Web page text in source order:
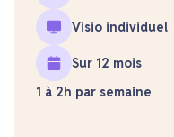
Visio individuel
Sur 12 mois
1 à 2h par semaine